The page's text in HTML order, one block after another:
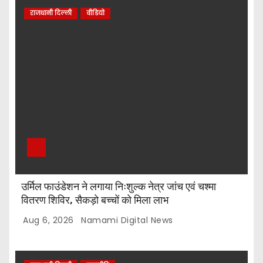
राजधानी दिल्ली वीडियो
उर्मिल फाउंडेशन ने लगाया निःशुल्क नेत्र जांच एवं चश्मा
वितरण शिविर, सैकड़ो बच्चों को मिला लाभ
Aug 6, 2026 Namami Digital News